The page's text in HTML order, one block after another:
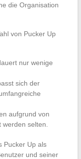
die Organisation
von Pucker Up
nur wenige
sich der
aufgrund von
selten.
Pucker Up als
und seiner